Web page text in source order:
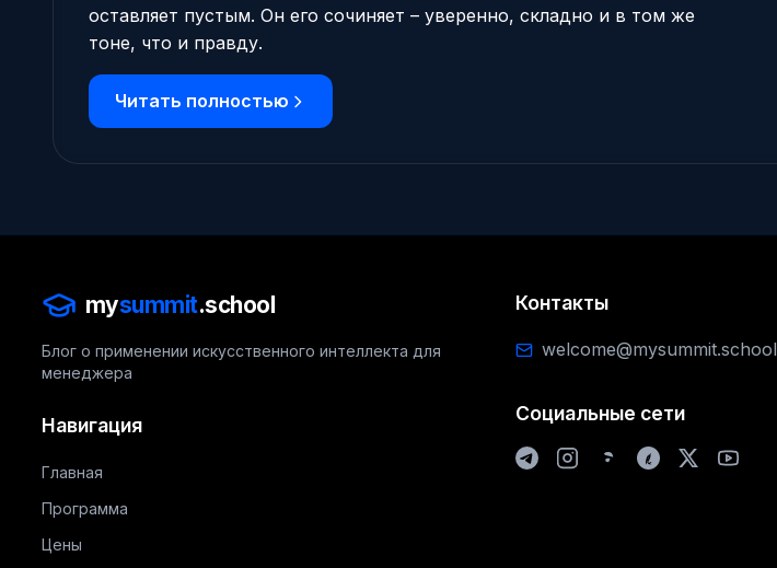
оставляет пустым. Он его сочиняет – уверенно, складно и в том же
тоне, что и правду.
Читать полностью
mysummit.school
Блог о применении искусственного интеллекта для
менеджера
Навигация
Главная
Программа
Цены
Контакты
welcome@mysummit.school
Социальные сети